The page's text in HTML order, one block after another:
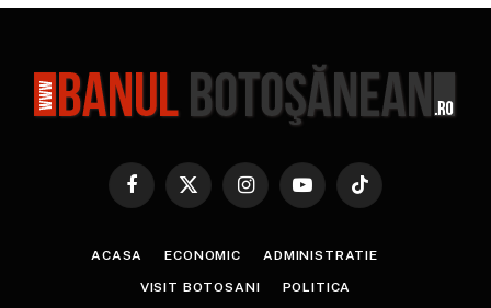
Facebook
X
InstagramYouTubeTikTok
ACASA ECONOMIC ADMINISTRATIE
VISIT BOTOSANI POLITICA